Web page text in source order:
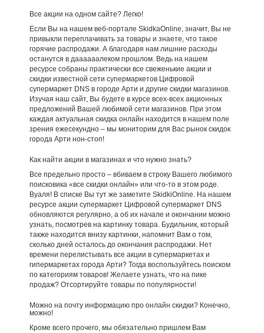
Все акции на одном сайте? Легко!
Если Вы на нашем веб-портале SkidkaOnline, значит, Вы не
привыкли переплачивать за товары и знаете, что такое
горячие распродажи. А благодаря нам лишние расходы
останутся в даааааалеком прошлом. Ведь на нашем
ресурсе собраны практически все свеженькие акции и
скидки известной сети супермаркетов Цифровой
супермаркет DNS в городе Арти и другие скидки магазинов.
Изучая наш сайт, Вы будете в курсе всех-всех акционных
предложений Вашей любимой сети магазинов. При этом
каждая актуальная скидка онлайн находится в нашем поле
зрения ежесекундно – мы мониторим для Вас рынок скидок
города Арти нон-стоп!
Как найти акции в магазинах и что нужно знать?
Все предельно просто – вбиваем в строку Вашего любимого
поисковика «все скидки онлайн» или что-то в этом роде.
Вуаля! В списке Вы тут же заметите SkidkiOnline. На нашем
ресурсе акции супермаркет Цифровой супермаркет DNS
обновляются регулярно, а об их начале и окончании можно
узнать, посмотрев на картинку товара. Будильник, который
также находится внизу картинки, напомнит Вам о том,
сколько дней осталось до окончания распродажи. Нет
времени перелистывать все акции в супермаркетах и
гипермаркетах города Арти? Тогда воспользуйтесь поиском
по категориям товаров! Желаете узнать, что на пике
продаж? Отсортируйте товары по популярности!
Можно на почту информацию про онлайн скидки? Конечно,
можно!
Кроме всего прочего, мы обязательно пришлем Вам